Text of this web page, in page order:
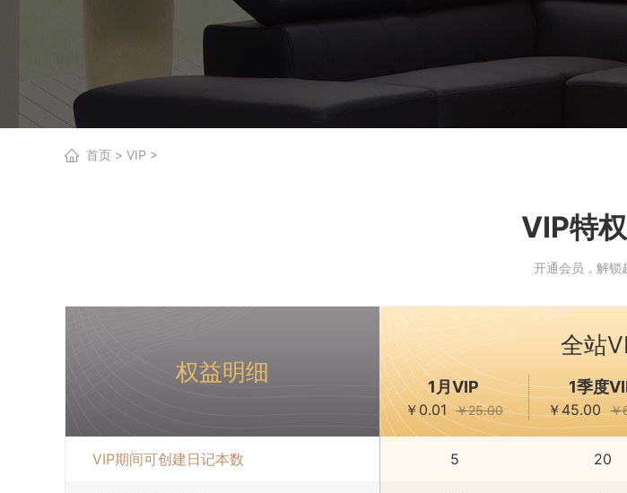
首页 > VIP >
VIP特
开通会员，解锁
权益明细
VIP期间可创建日记本数
全站
1月VIP
￥0.01 ￥25.00
1季度
￥45.00 ￥
5 20